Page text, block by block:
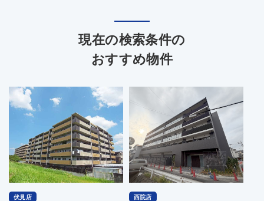
現在の検索条件の
おすすめ物件
伏見店 西院店